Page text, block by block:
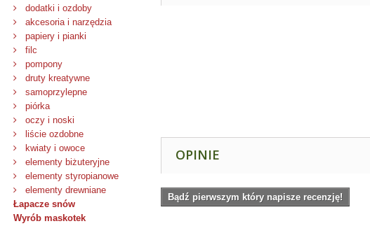
dodatki i ozdoby
akcesoria i narzędzia
papiery i pianki
filc
pompony
druty kreatywne
samoprzylepne
piórka
oczy i noski
liście ozdobne
kwiaty i owoce
elementy biżuteryjne
elementy styropianowe
elementy drewniane
Łapacze snów
Wyrób maskotek
OPINIE
Bądź pierwszym który napisze recenzję!